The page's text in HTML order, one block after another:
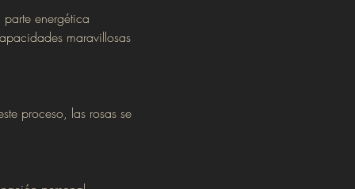
energética
maravillosas
proceso, las rosas se